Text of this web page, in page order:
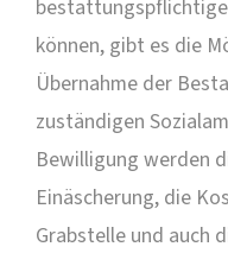
können, gibt es die
Übernahme der
zuständigen
Bewilligung werden
Einäscherung, die
Grabstelle und auch